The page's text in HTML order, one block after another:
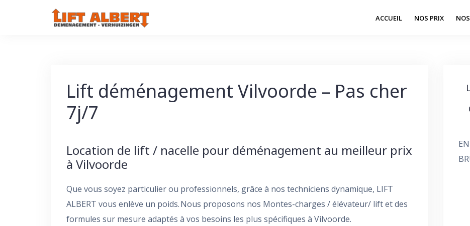
ACCUEIL NOS PRIX
Lift déménagement Vilvoorde – Pas cher
7j/7
Location de lift / nacelle pour déménagement au meilleur prix
à Vilvoorde
Que vous soyez particulier ou professionnels, grâce à nos techniciens dynamique, LIFT
ALBERT vous enlève un poids. Nous proposons nos Montes-charges / élévateur/ lift et des
formules sur mesure adaptés à vos besoins les plus spécifiques à Vilvoorde.